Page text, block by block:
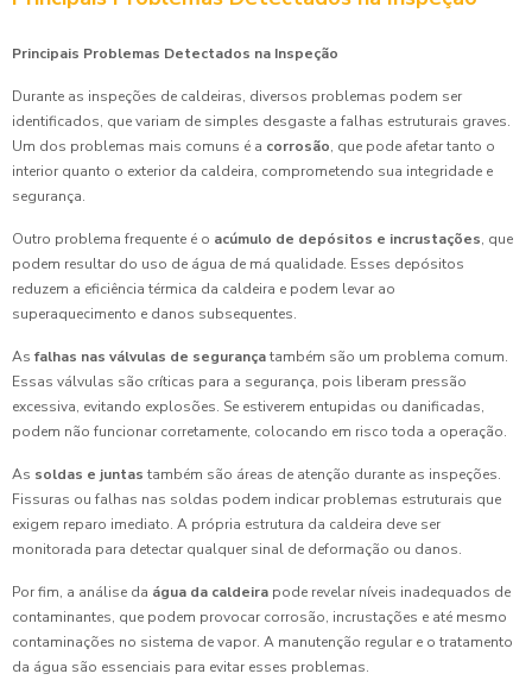
Principais Problemas Detectados na Inspeção
Durante as inspeções de caldeiras, diversos problemas podem ser
identificados, que variam de simples desgaste a falhas estruturais graves.
Um dos problemas mais comuns é a corrosão, que pode afetar tanto o
interior quanto o exterior da caldeira, comprometendo sua integridade e
segurança.
Outro problema frequente é o acúmulo de depósitos e incrustações, que
podem resultar do uso de água de má qualidade. Esses depósitos
reduzem a eficiência térmica da caldeira e podem levar ao
superaquecimento e danos subsequentes.
As falhas nas válvulas de segurançatambém são um problema comum.
Essas válvulas são críticas para a segurança, pois liberam pressão
excessiva, evitando explosões. Se estiverem entupidas ou danificadas,
podem não funcionar corretamente, colocando em risco toda a operação.
As soldas e juntas também são áreas de atenção durante as inspeções.
Fissuras ou falhas nas soldas podem indicar problemas estruturais que
exigem reparo imediato. A própria estrutura da caldeira deve ser
monitorada para detectar qualquer sinal de deformação ou danos.
Por fim, a análise da água da caldeira pode revelar níveis inadequados de
contaminantes, que podem provocar corrosão, incrustações e até mesmo
contaminações no sistema de vapor. A manutenção regular e o tratamento
da água são essenciais para evitar esses problemas.